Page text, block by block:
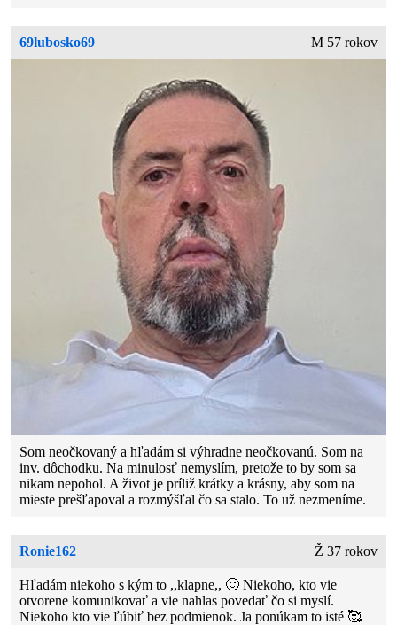
69lubosko69 M 57 rokov
Som neočkovaný a hľadám si výhradne neočkovanú. Som na
inv. dôchodku. Na minulosť nemyslím, pretože to by som sa
nikam nepohol. A život je príliž krátky a krásny, aby som na
mieste prešľapoval a rozmýšľal čo sa stalo. To už nezmeníme.
Ronie162 Ž 37 rokov
Hľadám niekoho s kým to ,,klapne,, 🙂 Niekoho, kto vie
otvorene komunikovať a vie nahlas povedať čo si myslí.
Niekoho kto vie ľúbiť bez podmienok. Ja ponúkam to isté 🥰